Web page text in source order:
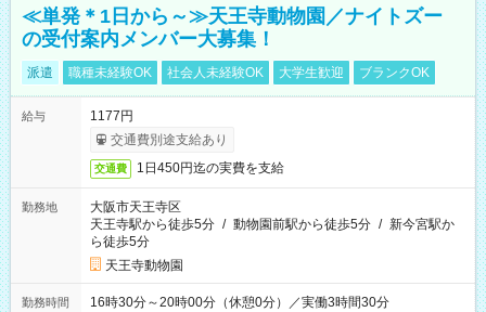
≪単発＊1日から～≫天王寺動物園／ナイトズー
の受付案内メンバー大募集！
派遣 職種未経験OK 社会人未経験OK 大学生歓迎 ブランクOK
給与
1177円
交通費別途支給あり
交通費 1日450円迄の実費を支給
勤務地
大阪市天王寺区
天王寺駅から徒歩5分 / 動物園前駅から徒歩5分 / 新今宮駅か
ら徒歩5分
天王寺動物園
勤務時間 16時30分～20時00分（休憩0分）／実働3時間30分